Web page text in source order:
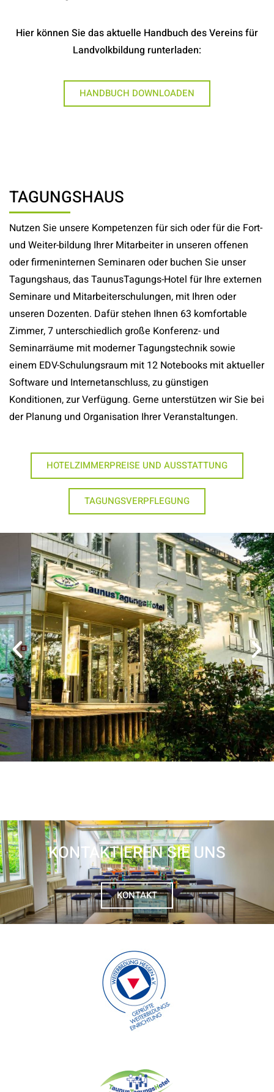
Hier können Sie das aktuelle Handbuch des Vereins für
Landvolkbildung runterladen:
HANDBUCH DOWNLOADEN
TAGUNGSHAUS
Nutzen Sie unsere Kompetenzen für sich oder für die Fort-
und Weiter-bildung Ihrer Mitarbeiter in unseren offenen
oder firmeninternen Seminaren oder buchen Sie unser
Tagungshaus, das TaunusTagungs-Hotel für Ihre externen
Seminare und Mitarbeiterschulungen, mit Ihren oder
unseren Dozenten. Dafür stehen Ihnen 63 komfortable
Zimmer, 7 unterschiedlich große Konferenz- und
Seminarräume mit moderner Tagungstechnik sowie
einem EDV-Schulungsraum mit 12 Notebooks mit aktueller
Software und Internetanschluss, zu günstigen
Konditionen, zur Verfügung. Gerne unterstützen wir Sie bei
der Planung und Organisation Ihrer Veranstaltungen.
HOTELZIMMERPREISE UND AUSSTATTUNG
TAGUNGSVERPFLEGUNG
KONTAKTIEREN SIE UNS
KONTAKT